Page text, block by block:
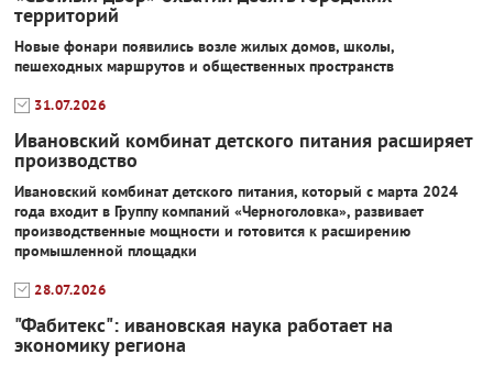
территорий
Новые фонари появились возле жилых домов, школы,
пешеходных маршрутов и общественных пространств
31.07.2026
Ивановский комбинат детского питания расширяет
производство
Ивановский комбинат детского питания, который с марта 2024
года входит в Группу компаний «Черноголовка», развивает
производственные мощности и готовится к расширению
промышленной площадки
28.07.2026
"Фабитекс": ивановская наука работает на
экономику региона